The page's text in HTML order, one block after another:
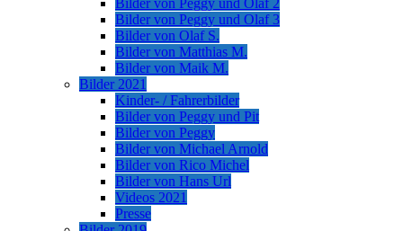
Bilder von Peggy und Olaf 2
Bilder von Peggy und Olaf 3
Bilder von Olaf S.
Bilder von Matthias M.
Bilder von Maik M.
Bilder 2021
Kinder- / Fahrerbilder
Bilder von Peggy und Pit
Bilder von Peggy
Bilder von Michael Arnold
Bilder von Rico Michel
Bilder von Hans Url
Videos 2021
Presse